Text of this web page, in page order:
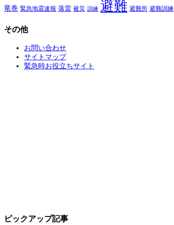
竜巻 緊急地震速報 落雷 被災 訓練 避難 避難所 避難訓練
その他
お問い合わせ
サイトマップ
緊急時お役立ちサイト
ピックアップ記事